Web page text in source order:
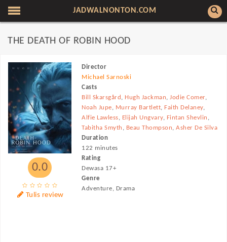
JADWALNONTON.COM
THE DEATH OF ROBIN HOOD
0.0
Tulis review
Director
Michael Sarnoski
Casts
Bill Skarsgård , Hugh Jackman,Jodie Comer,
Noah Jupe, Murray Bartlett, Faith Delaney,
Alfie Lawless, Elijah Ungvary, Fintan Shevlin ,
Tabitha Smyth , Beau Thompson,Asher De Silva
Duration
122 minutes
Rating
Dewasa 17+
Genre
Adventure, Drama